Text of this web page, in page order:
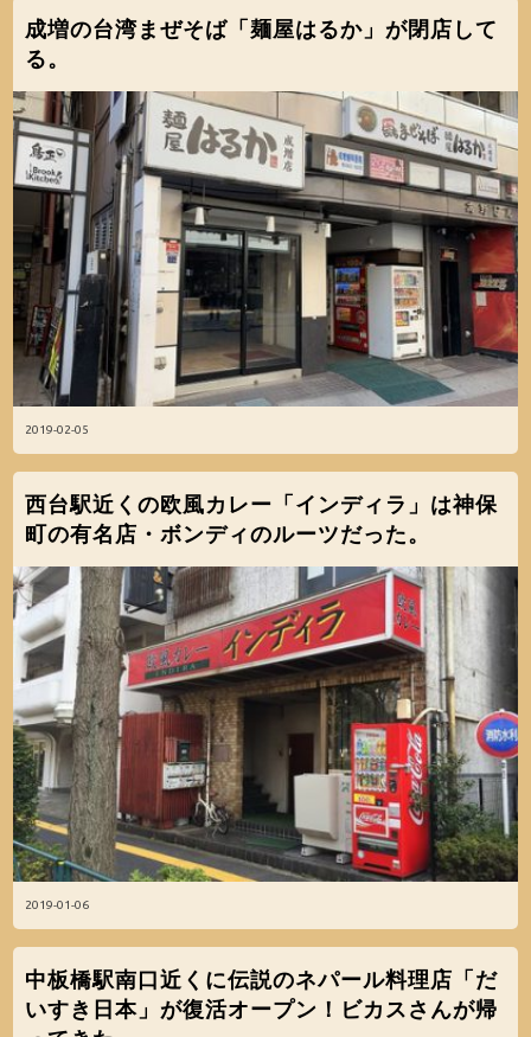
2019-02-05
成増の台湾まぜそば「麺屋はるか」が閉店して
る。
2019-01-06
西台駅近くの欧風カレー「インディラ」は神保
町の有名店・ボンディのルーツだった。
中板橋駅南口近くに伝説のネパール料理店「だ
いすき日本」が復活オープン！ビカスさんが帰